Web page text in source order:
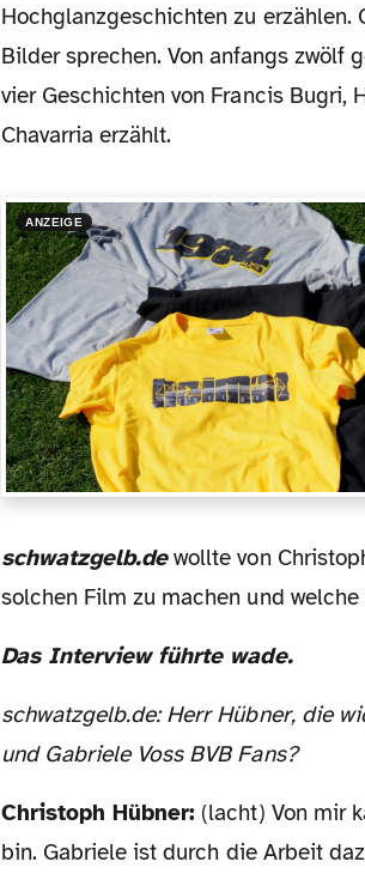
Hochglanzgeschichten zu erzählen.
Bilder sprechen. Von anfangs
vier Geschichten von Francis Bugri,
Chavarria erzählt.
ANZEIGE
schwatzgelb.dewollte von
solchen Film zu machen und
Das Interview führte wade.
schwatzgelb.de: Herr Hübner, die wichtigste Frage für alle BVB Fans vorweg: Sind Sie
und Gabriele Voss BVB Fans?
Christoph Hübner: (lacht) Von mir
bin. Gabriele ist durch die Arbeit